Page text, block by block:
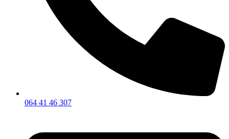
064 41 46 307